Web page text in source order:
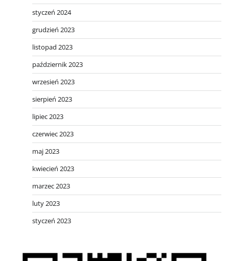
styczeń 2024
grudzień 2023
listopad 2023
październik 2023
wrzesień 2023
sierpień 2023
lipiec 2023
czerwiec 2023
maj 2023
kwiecień 2023
marzec 2023
luty 2023
styczeń 2023